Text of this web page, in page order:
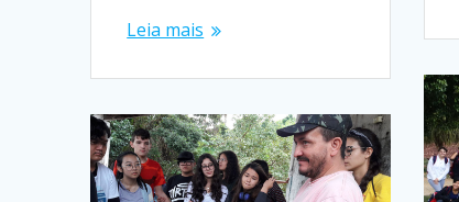
Leia mais